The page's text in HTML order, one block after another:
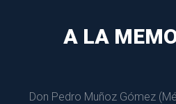
A LA
Don Pedro Muñoz Gómez